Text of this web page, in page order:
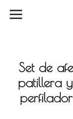
Set de
patillera